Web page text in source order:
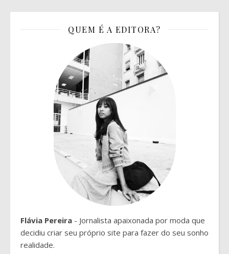
QUEM É A EDITORA?
Flávia Pereira - Jornalista apaixonada por moda que
decidiu criar seu próprio site para fazer do seu sonho
realidade.